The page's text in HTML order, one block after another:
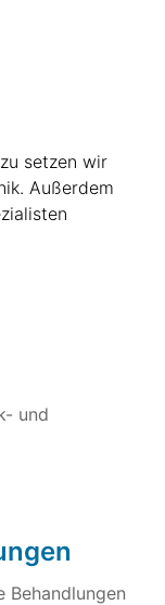
setzen wir
Außerdem
und
Behandlungen